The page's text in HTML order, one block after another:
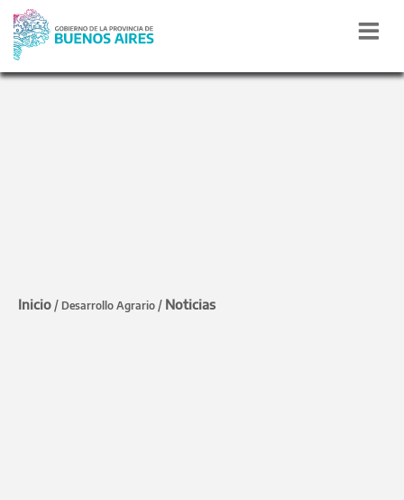
Inicio / Desarrollo Agrario / Noticias